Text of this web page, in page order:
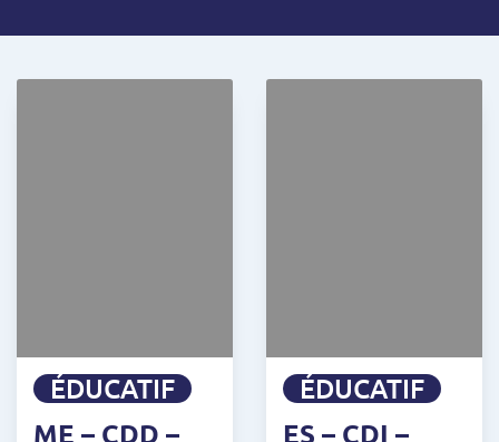
ÉDUCATIF
ME – CDD –
ÉDUCATIF
ES – CDI –